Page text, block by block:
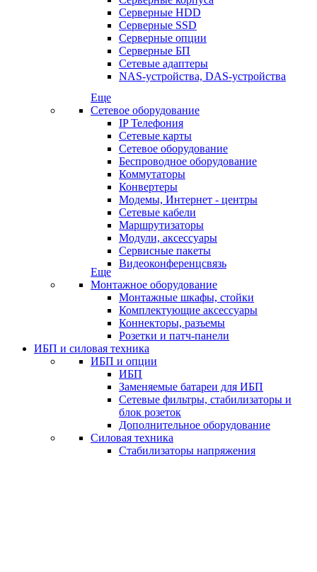
Серверные HDD
Серверные SSD
Серверные опции
Серверные БП
Сетевые адаптеры
NAS-устройства, DAS-устройства
Еще
Сетевое оборудование
IP Телефония
Сетевые карты
Сетевое оборудование
Беспроводное оборудование
Коммутаторы
Конвертеры
Модемы, Интернет - центры
Сетевые кабели
Маршрутизаторы
Модули, аксессуары
Сервисные пакеты
Видеоконференцсвязь
Еще
Монтажное оборудование
Монтажные шкафы, стойки
Комплектующие аксессуары
Коннекторы, разъемы
Розетки и патч-панели
ИБП и силовая техника
ИБП и опции
ИБП
Заменяемые батареи для ИБП
Сетевые фильтры, стабилизаторы и
блок розеток
Дополнительное оборудование
Силовая техника
Стабилизаторы напряжения